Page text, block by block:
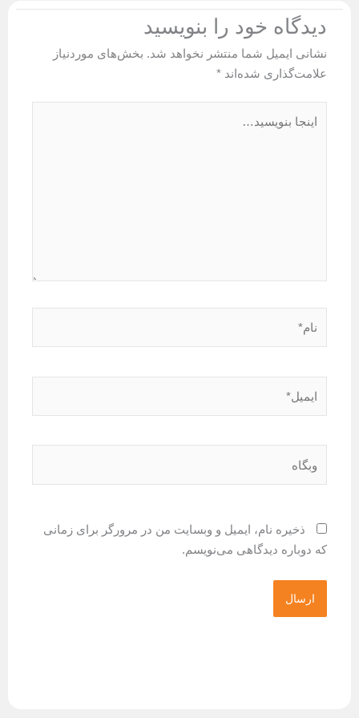
خود را بنویسید
شما منتشر نخواهد شد. بخش‌های موردنیاز
شده‌اند*
نام، ایمیل و وبسایت من در مرورگر برای زمانی
دیدگاهی می‌نویسم.